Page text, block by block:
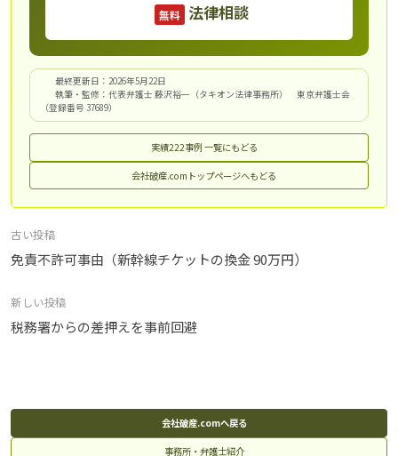
無料 法律相談
最終更新日：2026年5月22日
執筆・監修：代表弁護士 藤沢裕一（タキオン法律事務所） 東京弁護士会
（登録番号 37689）
実績222事例 一覧にもどる
会社破産.comトップページへもどる
投
稿
ビ
ゲ
古い投稿
免責不許可事由（新幹線チケットの換金 90万円）
新しい投稿
税務署からの差押えを事前回避
会社破産.comへ戻る
事務所・弁護士紹介